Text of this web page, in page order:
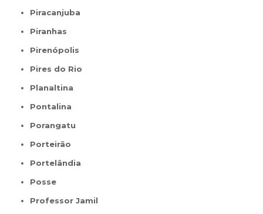
Piracanjuba
Piranhas
Pirenópolis
Pires do Rio
Planaltina
Pontalina
Porangatu
Porteirão
Portelândia
Posse
Professor Jamil